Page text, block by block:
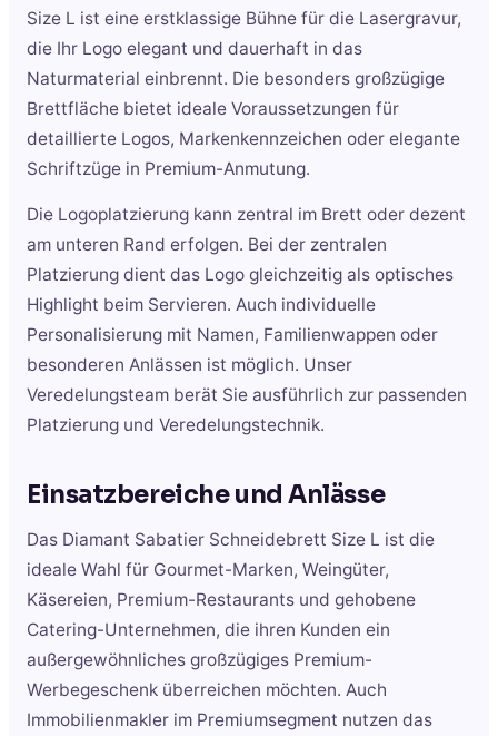
Size L ist eine erstklassige Bühne für die Lasergravur,
die Ihr Logo elegant und dauerhaft in das
Naturmaterial einbrennt. Die besonders großzügige
Brettfläche bietet ideale Voraussetzungen für
detaillierte Logos, Markenkennzeichen oder elegante
Schriftzüge in Premium-Anmutung.
Die Logoplatzierung kann zentral im Brett oder dezent
am unteren Rand erfolgen. Bei der zentralen
Platzierung dient das Logo gleichzeitig als optisches
Highlight beim Servieren. Auch individuelle
Personalisierung mit Namen, Familienwappen oder
besonderen Anlässen ist möglich. Unser
Veredelungsteam berät Sie ausführlich zur passenden
Platzierung und Veredelungstechnik.
Einsatzbereiche und Anlässe
Das Diamant Sabatier Schneidebrett Size L ist die
ideale Wahl für Gourmet-Marken, Weingüter,
Käsereien, Premium-Restaurants und gehobene
Catering-Unternehmen, die ihren Kunden ein
außergewöhnliches großzügiges Premium-
Werbegeschenk überreichen möchten. Auch
Immobilienmakler im Premiumsegment nutzen das